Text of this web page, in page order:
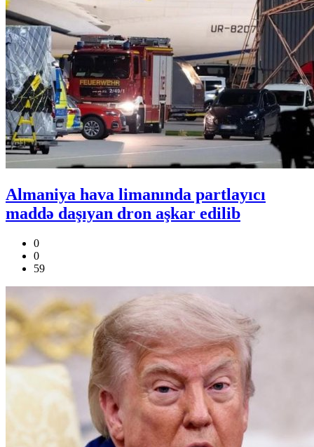
Almaniya hava limanında partlayıcı
maddə daşıyan dron aşkar edilib
0
0
59